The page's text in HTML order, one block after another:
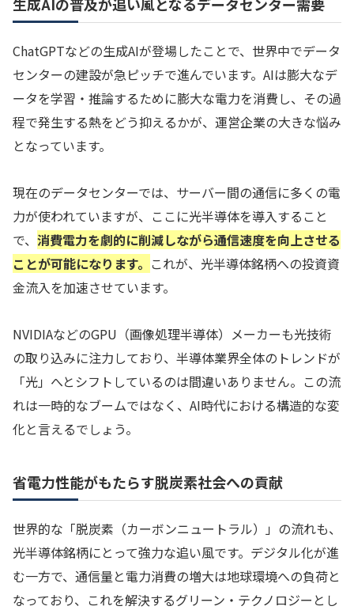
生成AIの普及が追い風となるデータセンター需要
ChatGPTなどの生成AIが登場したことで、世界中でデータ
センターの建設が急ピッチで進んでいます。AIは膨大なデ
ータを学習・推論するために膨大な電力を消費し、その過
程で発生する熱をどう抑えるかが、運営企業の大きな悩み
となっています。
現在のデータセンターでは、サーバー間の通信に多くの電
力が使われていますが、ここに光半導体を導入すること
で、 消費電力を劇的に削減しながら通信速度を向上させる
ことが可能になります。 これが、光半導体銘柄への投資資
金流入を加速させています。
NVIDIAなどのGPU（画像処理半導体）メーカーも光技術
の取り込みに注力しており、半導体業界全体のトレンドが
「光」へとシフトしているのは間違いありません。この流
れは一時的なブームではなく、AI時代における構造的な変
化と言えるでしょう。
省電力性能がもたらす脱炭素社会への貢献
世界的な「脱炭素（カーボンニュートラル）」の流れも、
光半導体銘柄にとって強力な追い風です。デジタル化が進
む一方で、通信量と電力消費の増大は地球環境への負荷と
なっており、これを解決するグリーン・テクノロジーとし